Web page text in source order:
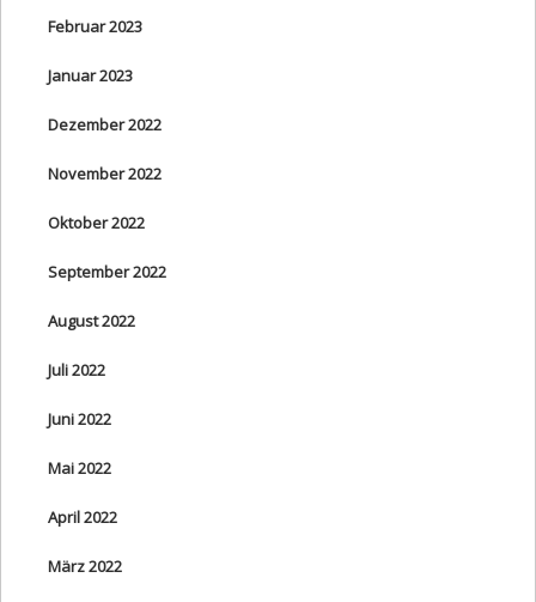
Februar 2023
Januar 2023
Dezember 2022
November 2022
Oktober 2022
September 2022
August 2022
Juli 2022
Juni 2022
Mai 2022
April 2022
März 2022